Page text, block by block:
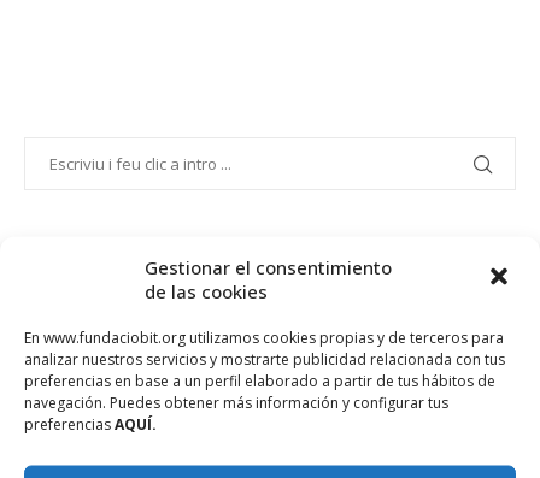
Gestionar el consentimiento
de las cookies
En www.fundaciobit.org utilizamos cookies propias y de terceros para
analizar nuestros servicios y mostrarte publicidad relacionada con tus
preferencias en base a un perfil elaborado a partir de tus hábitos de
navegación. Puedes obtener más información y configurar tus
preferenciasAQUÍ.
PROJECTE COFINANÇAT PEL FONS SOCIAL EUROPEU